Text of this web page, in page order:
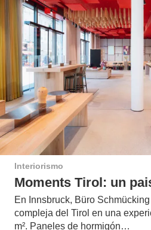
Interiorismo
Moments Tirol: un
En Innsbruck, Büro
compleja del Tirol en una
m². Paneles de hormigón…